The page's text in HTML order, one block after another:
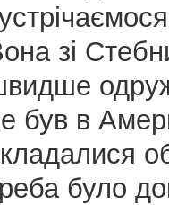
зі
був в
було